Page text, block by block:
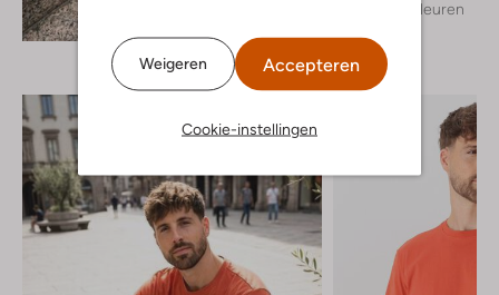
Weigeren Accepteren
Cookie-instellingen
+ meer kleuren